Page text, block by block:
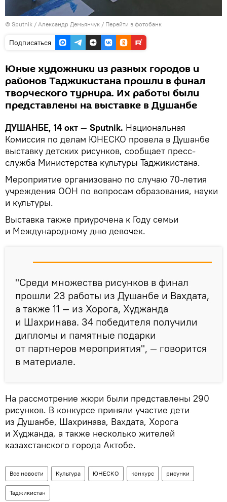
© Sputnik / Александр Демьянчук / Перейти в фотобанк
Подписаться
Юные художники из разных городов и
районов Таджикистана прошли в финал
творческого турнира. Их работы были
представлены на выставке в Душанбе
ДУШАНБЕ, 14 окт — Sputnik. Национальная
Комиссия по делам ЮНЕСКО провела в Душанбе
выставку детских рисунков, сообщает пресс-
служба Министерства культуры Таджикистана.
Мероприятие организовано по случаю 70-летия
учреждения ООН по вопросам образования, науки
и культуры.
Выставка также приурочена к Году семьи
и Международному дню девочек.
"Среди множества рисунков в финал
прошли 23 работы из Душанбе и Вахдата,
а также 11 — из Хорога, Худжанда
и Шахринава. 34 победителя получили
дипломы и памятные подарки
от партнеров мероприятия", — говорится
в материале.
На рассмотрение жюри были представлены 290
рисунков. В конкурсе приняли участие дети
из Душанбе, Шахринава, Вахдата, Хорога
и Худжанда, а также несколько жителей
казахстанского города Актобе.
Все новости Культура ЮНЕСКО конкурс рисунки
Таджикистан